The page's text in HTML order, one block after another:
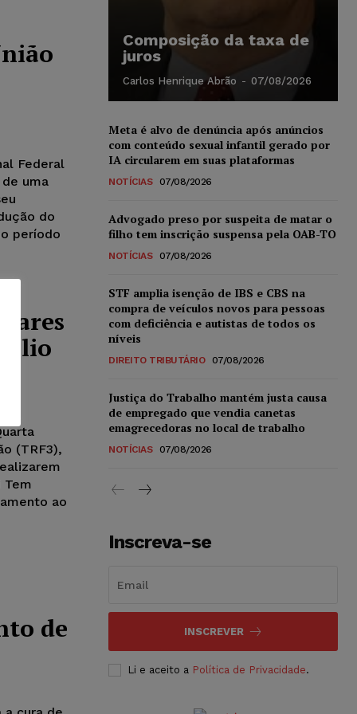
Federal
uma
do
período
(TRF3),
ao
de
Composição da taxa de
juros
Carlos Henrique Abrão - 07/08/2026
Meta é alvo de denúncia após anúncios
com conteúdo sexual infantil gerado por
IA circularem em suas plataformas
NOTÍCIAS 07/08/2026
Advogado preso por suspeita de matar o
filho tem inscrição suspensa pela OAB-TO
NOTÍCIAS 07/08/2026
STF amplia isenção de IBS e CBS na
compra de veículos novos para pessoas
com deficiência e autistas de todos os
níveis
DIREITO TRIBUTÁRIO 07/08/2026
Justiça do Trabalho mantém justa causa
de empregado que vendia canetas
emagrecedoras no local de trabalho
NOTÍCIAS 07/08/2026
Inscreva-se
INSCREVER
Li e aceito a Política de Privacidade.